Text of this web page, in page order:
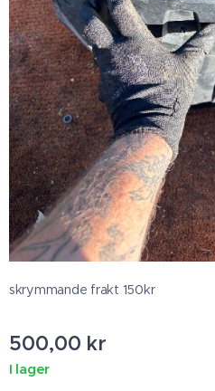
skrymmande frakt 150kr
500,00 kr
I lager